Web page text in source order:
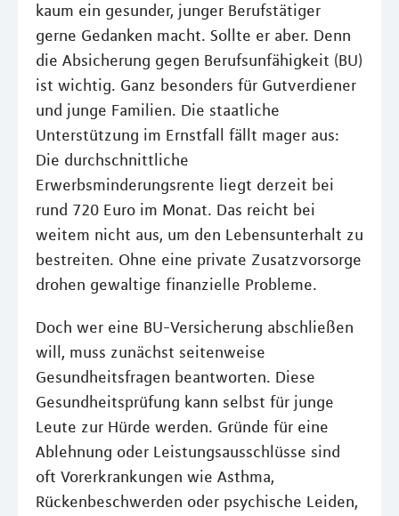
kaum ein gesunder, junger Berufstätiger
gerne Gedanken macht. Sollte er aber. Denn
die Absicherung gegen Berufsunfähigkeit (BU)
ist wichtig. Ganz besonders für Gutverdiener
und junge Familien. Die staatliche
Unterstützung im Ernstfall fällt mager aus:
Die durchschnittliche
Erwerbsminderungsrente liegt derzeit bei
rund 720 Euro im Monat. Das reicht bei
weitem nicht aus, um den Lebensunterhalt zu
bestreiten. Ohne eine private Zusatzvorsorge
drohen gewaltige finanzielle Probleme.
Doch wer eine BU-Versicherung abschließen
will, muss zunächst seitenweise
Gesundheitsfragen beantworten. Diese
Gesundheitsprüfung kann selbst für junge
Leute zur Hürde werden. Gründe für eine
Ablehnung oder Leistungsausschlüsse sind
oft Vorerkrankungen wie Asthma,
Rückenbeschwerden oder psychische Leiden,